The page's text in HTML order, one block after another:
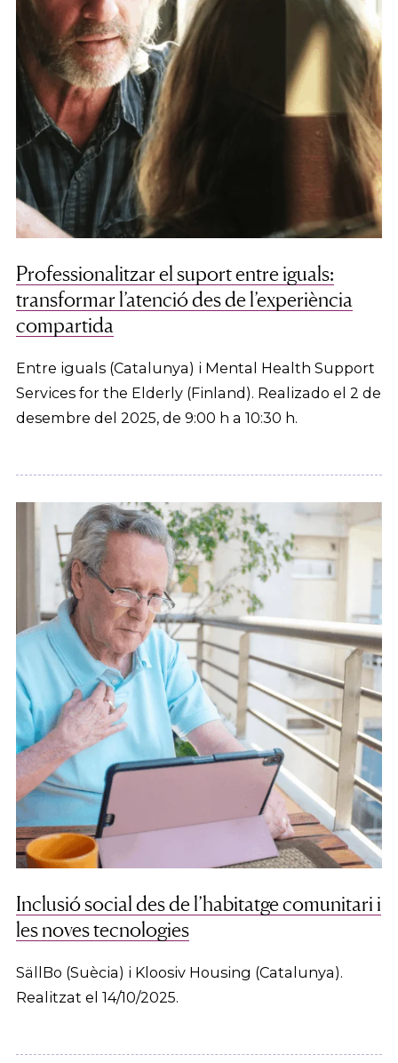
Professionalitzar el suport entre iguals:
transformar l’atenció des de l’experiència
compartida
Entre iguals (Catalunya) i Mental Health Support
Services for the Elderly (Finland). Realizado el 2 de
desembre del 2025, de 9:00 h a 10:30 h.
Inclusió social des de l’habitatge comunitari i
les noves tecnologies
SällBo (Suècia) i Kloosiv Housing (Catalunya).
Realitzat el 14/10/2025.